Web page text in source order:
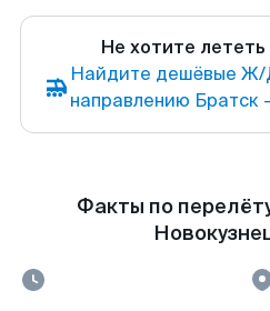
Не хотите
Найдите дешёвые Ж/
направлению Братск
Факты по